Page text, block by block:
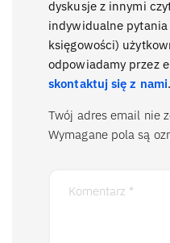
dyskusje z innymi
indywidualne
księgowości)
odpowiadamy przez
skontaktuj się z nami.
Twój adres email nie
Wymagane pola są